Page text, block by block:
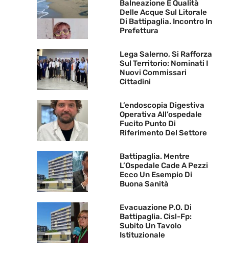
Balneazione E Qualità
Delle Acque Sul Litorale
Di Battipaglia. Incontro In
Prefettura
Lega Salerno, Si Rafforza
Sul Territorio: Nominati I
Nuovi Commissari
Cittadini
L’endoscopia Digestiva
Operativa All’ospedale
Fucito Punto Di
Riferimento Del Settore
Battipaglia. Mentre
L’Ospedale Cade A Pezzi
Ecco Un Esempio Di
Buona Sanità
Evacuazione P.O. Di
Battipaglia. Cisl-Fp:
Subito Un Tavolo
Istituzionale